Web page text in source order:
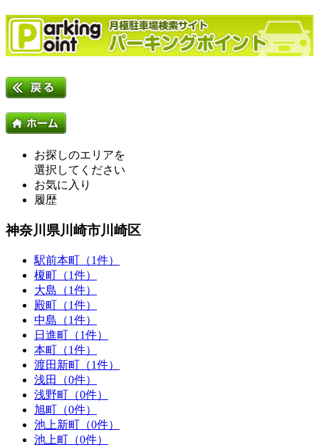
お探しのエリアを
選択してください
お気に入り
履歴
神奈川県川崎市川崎区
駅前本町（1件）
榎町（1件）
大島（1件）
殿町（1件）
中島（1件）
日進町（1件）
本町（1件）
渡田新町（1件）
浅田（0件）
浅野町（0件）
旭町（0件）
池上新町（0件）
池上町（0件）